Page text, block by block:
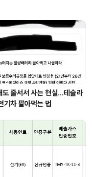
도 줄서서 사는 현실…테슬라
기차 팔아먹는 법